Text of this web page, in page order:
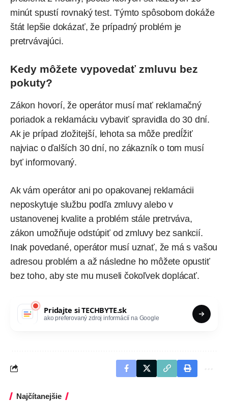
minút spustí rovnaký test. Týmto spôsobom dokáže
štát lepšie dokázať, že prípadný problém je
pretrvávajúci.
Kedy môžete vypovedať zmluvu bez
pokuty?
Zákon hovorí, že operátor musí mať reklamačný
poriadok a reklamáciu vybaviť spravidla do 30 dní.
Ak je prípad zložitejší, lehota sa môže predĺžiť
najviac o ďalších 30 dní, no zákazník o tom musí
byť informovaný.
Ak vám operátor ani po opakovanej reklamácii
neposkytuje službu podľa zmluvy alebo v
ustanovenej kvalite a problém stále pretrváva,
zákon umožňuje odstúpiť od zmluvy bez sankcií.
Inak povedané, operátor musí uznať, že má s vašou
adresou problém a až následne ho môžete opustiť
bez toho, aby ste mu museli čokoľvek doplácať.
Pridajte siTECHBYTE.sk
ako preferovaný zdroj informácií na Google
Najčítanejšie